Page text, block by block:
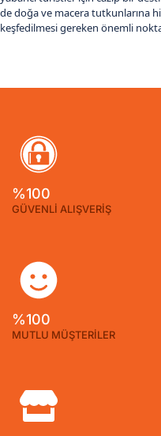
de doğa ve macera tutkunlarına
keşfedilmesi gereken önemli
%100
GÜVENLİ ALIŞVERİŞ
%100
MUTLU MÜŞTERİLER